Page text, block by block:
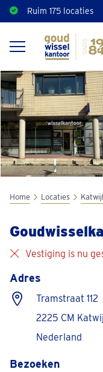
Ruim 175 locaties
Home Locaties
Vestiging is nu
Adres
Tramstraat 112
2225 CM
Nederland
Bezoeken